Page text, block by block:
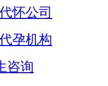
怀公司
孕机构
咨询